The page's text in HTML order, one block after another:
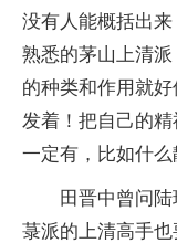
没有人能概括出
熟悉的茅山上清
的种类和作用就
发着！把自己的
一定有，比如什么
田晋中曾问
菉派的上清高手